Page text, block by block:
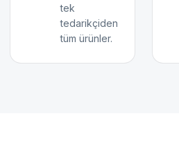
tek
tedarikçiden
tüm ürünler.